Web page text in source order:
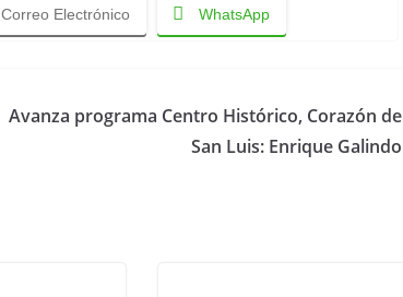
Correo Electrónico WhatsApp
Avanza programa Centro Histórico, Corazón de
San Luis: Enrique Galindo